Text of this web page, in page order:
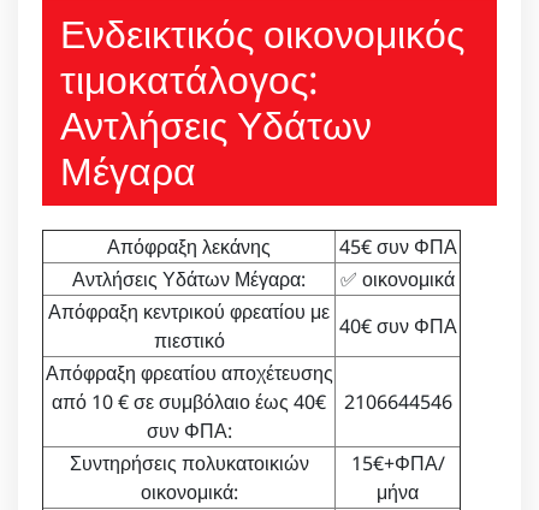
Ενδεικτικός οικονομικός
τιμοκατάλογος:
Αντλήσεις Υδάτων
Μέγαρα
Απόφραξη λεκάνης
45€ συν ΦΠΑ
Αντλήσεις Υδάτων Μέγαρα:
✅ οικονομικά
Απόφραξη κεντρικού φρεατίου με
πιεστικό
40€ συν ΦΠΑ
Απόφραξη φρεατίου αποχέτευσης
από 10 € σε συμβόλαιο έως 40€
συν ΦΠΑ:
2106644546
Συντηρήσεις πολυκατοικιών
οικονομικά:
15€+ΦΠΑ/
μήνα